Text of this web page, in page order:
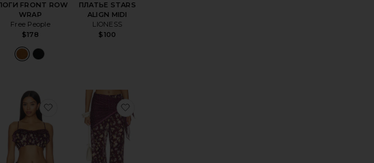
FRONT ROW
WRAP
Free People
$178
ПЛАТЬЕ STARS
ALIGN MIDI
LIONESS
$100
CALLISTA
избранноеТОП RUBIE